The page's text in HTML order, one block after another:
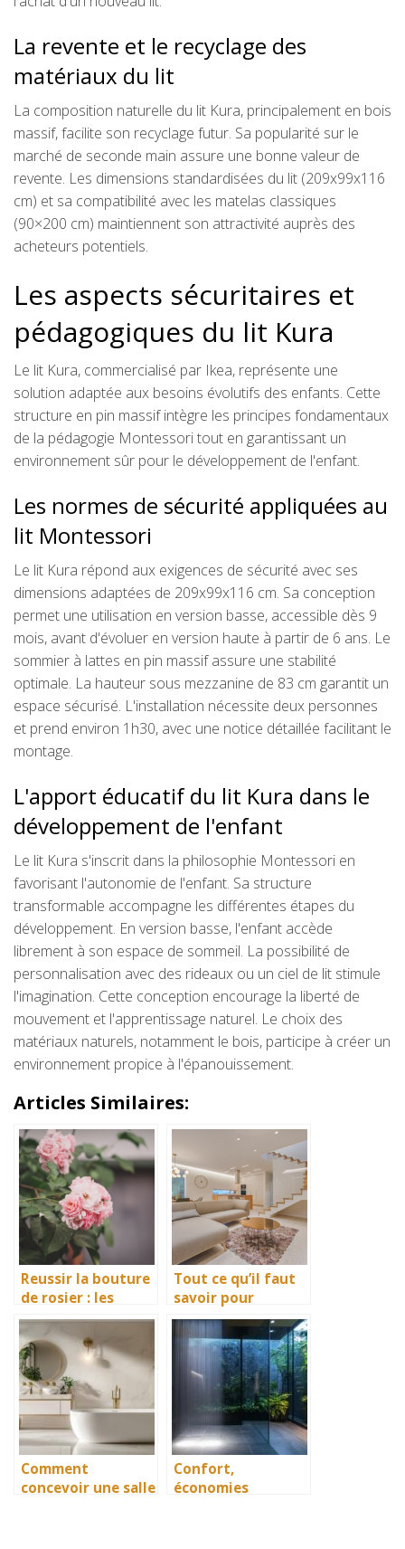
La revente et le recyclage des
matériaux du lit
La composition naturelle du lit Kura, principalement en bois
massif, facilite son recyclage futur. Sa popularité sur le
marché de seconde main assure une bonne valeur de
revente. Les dimensions standardisées du lit (209x99x116
cm) et sa compatibilité avec les matelas classiques
(90×200 cm) maintiennent son attractivité auprès des
acheteurs potentiels.
Les aspects sécuritaires et
pédagogiques du lit Kura
Le lit Kura, commercialisé par Ikea, représente une
solution adaptée aux besoins évolutifs des enfants. Cette
structure en pin massif intègre les principes fondamentaux
de la pédagogie Montessori tout en garantissant un
environnement sûr pour le développement de l'enfant.
Les normes de sécurité appliquées au
lit Montessori
Le lit Kura répond aux exigences de sécurité avec ses
dimensions adaptées de 209x99x116 cm. Sa conception
permet une utilisation en version basse, accessible dès 9
mois, avant d'évoluer en version haute à partir de 6 ans. Le
sommier à lattes en pin massif assure une stabilité
optimale. La hauteur sous mezzanine de 83 cm garantit un
espace sécurisé. L'installation nécessite deux personnes
et prend environ 1h30, avec une notice détaillée facilitant le
montage.
L'apport éducatif du lit Kura dans le
développement de l'enfant
Le lit Kura s'inscrit dans la philosophie Montessori en
favorisant l'autonomie de l'enfant. Sa structure
transformable accompagne les différentes étapes du
développement. En version basse, l'enfant accède
librement à son espace de sommeil. La possibilité de
personnalisation avec des rideaux ou un ciel de lit stimule
l'imagination. Cette conception encourage la liberté de
mouvement et l'apprentissage naturel. Le choix des
matériaux naturels, notamment le bois, participe à créer un
environnement propice à l'épanouissement.
Articles Similaires:
Reussir la bouture
de rosier : les
conseils
indispensables
Tout ce qu’il faut
savoir pour
meubler une
maison
Comment
concevoir une salle
Confort,
économies